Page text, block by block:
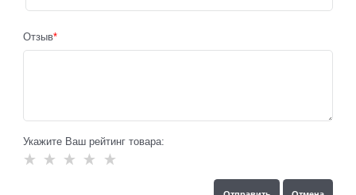
Отзыв
Укажите Ваш рейтинг товара: